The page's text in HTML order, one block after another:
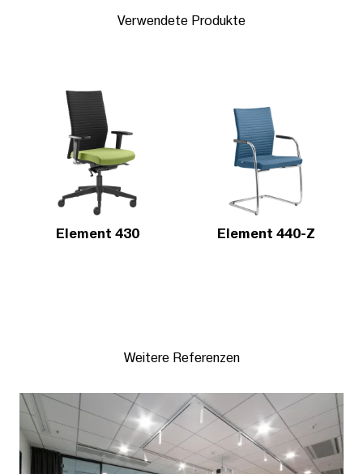
Verwendete Produkte
Element 430 Element 440-Z
Weitere Referenzen